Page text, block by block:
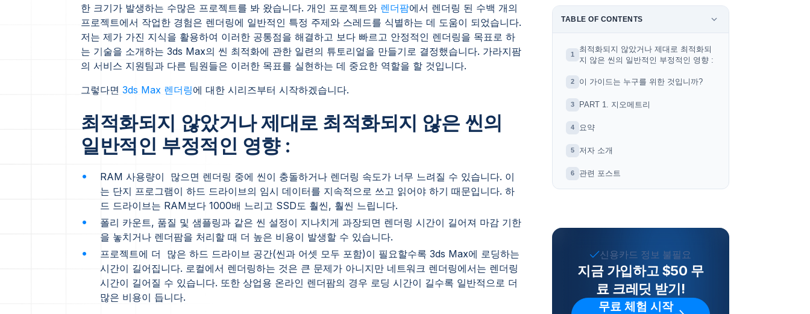
한 크기가 발생하는 수많은 프로젝트를 봐 왔습니다. 개인 프로젝트와 렌더팜에서 렌더링 된 수백 개의
프로젝트에서 작업한 경험은 렌더링에 일반적인 특정 주제와 스레드를 식별하는 데 도움이 되었습니다.
저는 제가 가진 지식을 활용하여 이러한 공통점을 해결하고 보다 빠르고 안정적인 렌더링을 목표로 하
는 기술을 소개하는 3ds Max의 씬 최적화에 관한 일련의 튜토리얼을 만들기로 결정했습니다. 가라지팜
의 서비스 지원팀과 다른 팀원들은 이러한 목표를 실현하는 데 중요한 역할을 할 것입니다.
그렇다면3ds Max 렌더링에 대한 시리즈부터 시작하겠습니다.
최적화되지 않았거나 제대로 최적화되지 않은 씬의
일반적인 부정적인 영향 :
RAM 사용량이 많으면 렌더링 중에 씬이 충돌하거나 렌더링 속도가 너무 느려질 수 있습니다. 이
는 단지 프로그램이 하드 드라이브의 임시 데이터를 지속적으로 쓰고 읽어야 하기 때문입니다. 하
드 드라이브는 RAM보다 1000배 느리고 SSD도 훨씬, 훨씬 느립니다.
폴리 카운트, 품질 및 샘플링과 같은 씬 설정이 지나치게 과장되면 렌더링 시간이 길어져 마감 기한
을 놓치거나 렌더팜을 처리할 때 더 높은 비용이 발생할 수 있습니다.
프로젝트에 더 많은 하드 드라이브 공간(씬과 어셋 모두 포함)이 필요할수록 3ds Max에 로딩하는
시간이 길어집니다. 로컬에서 렌더링하는 것은 큰 문제가 아니지만 네트워크 렌더링에서는 렌더링
시간이 길어질 수 있습니다. 또한 상업용 온라인 렌더팜의 경우 로딩 시간이 길수록 일반적으로 더
많은 비용이 듭니다.
TABLE OF CONTENTS
1
최적화되지 않았거나 제대로 최적화되
지 않은 씬의 일반적인 부정적인 영향 :
2 이 가이드는 누구를 위한 것입니까?
3 PART 1. 지오메트리
4 요약
5 저자 소개
6 관련 포스트
신용카드 정보 불필요
지금 가입하고 $50 무
료 크레딧 받기!
무료 체험 시작